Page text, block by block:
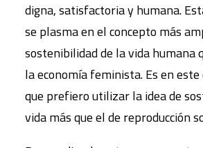
digna, satisfactoria y humana.
se plasma en el concepto más
sostenibilidad de la vida humana
la economía feminista. Es en
que prefiero utilizar la idea de
vida más que el de reproducción